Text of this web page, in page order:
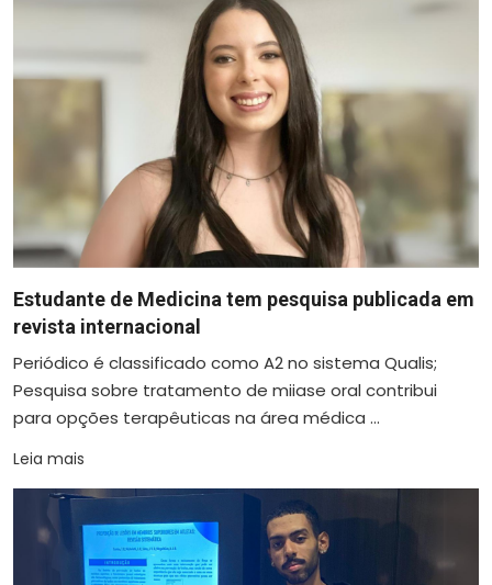
Estudante de Medicina tem pesquisa publicada em
revista internacional
Periódico é classificado como A2 no sistema Qualis;
Pesquisa sobre tratamento de miiase oral contribui
para opções terapêuticas na área médica ...
Leia mais